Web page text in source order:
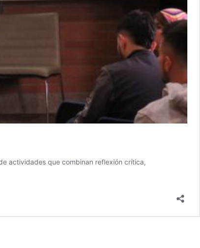
actividades que combinan reflexión crítica,